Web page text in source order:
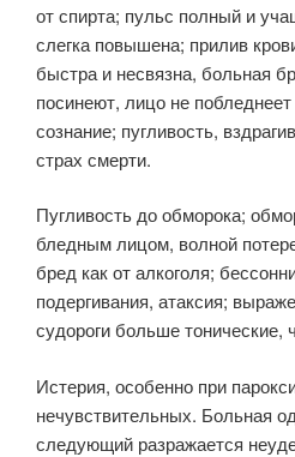
от спирта; пульс полный и
слегка повышена; прилив
быстра и несвязна, больная
посинеют, лицо не
сознание; пугливость,
страх смерти.
Пугливость до обморока;
бледным лицом, волной
бред как от алкоголя;
подергивания, атаксия;
судороги больше тонические,
Истерия, особенно при
нечувствительных. Больная
следующий разражается